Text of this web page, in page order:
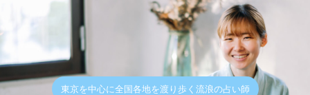
東京を中心に全国各地を渡り歩く流浪の占い師